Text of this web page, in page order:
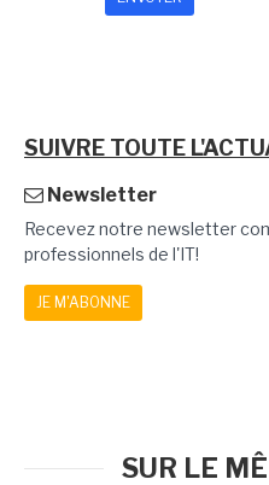
SUIVRE TOUTE
Newsletter
Recevez notre newsletter
professionnels de l'IT!
JE M'ABONNE
SUR LE